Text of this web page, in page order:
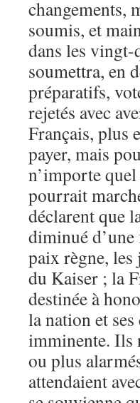
changements,
soumis, et
dans les vingt-
soumettra, en
préparatifs,
rejetés avec
Français, plus
payer, mais
n’importe
pourrait
déclarent que
diminué
paix règne,
du Kaiser ; la
destinée à
la nation et
imminente. Ils
ou plus
attendaient